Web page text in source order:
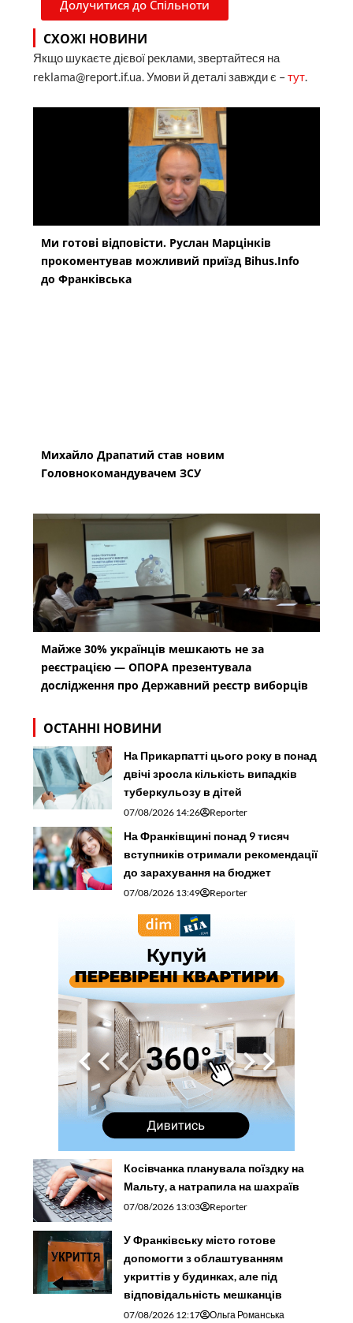
Долучитися до Спільноти
СХОЖІ НОВИНИ
Якщо шукаєте дієвої реклами, звертайтеся на
reklama@report.if.ua. Умови й деталі завжди є –тут.
Ми готові відповісти. Руслан Марцінків
прокоментував можливий приїзд Bihus.Info
до Франківська
Михайло Драпатий став новим
Головнокомандувачем ЗСУ
Майже 30% українців мешкають не за
реєстрацією — ОПОРА презентувала
дослідження про Державний реєстр виборців
ОСТАННІ НОВИНИ
На Прикарпатті цього року в понад
двічі зросла кількість випадків
туберкульозу в дітей
07/08/2026 14:26 Reporter
На Франківщині понад 9 тисяч
вступників отримали рекомендації
до зарахування на бюджет
07/08/2026 13:49 Reporter
Косівчанка планувала поїздку на
Мальту, а натрапила на шахраїв
07/08/2026 13:03 Reporter
У Франківську місто готове
допомогти з облаштуванням
укриттів у будинках, але під
відповідальність мешканців
07/08/2026 12:17 Ольга Романська